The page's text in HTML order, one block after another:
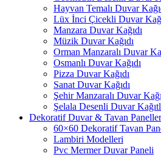
Hayvan Temalı Duvar
Lüx İnci Çicekli Duvar
Manzara Duvar Kağıdı
Müzik Duvar Kağıdı
Orman Manzaralı Duvar
Osmanlı Duvar Kağıdı
Pizza Duvar Kağıdı
Sanat Duvar Kağıdı
Şehir Manzaralı Duvar
Şelala Desenli Duvar
Dekoratif Duvar & Tavan
60×60 Dekoratif Tavan
Lambiri Modelleri
Pvc Mermer Duvar Paneli